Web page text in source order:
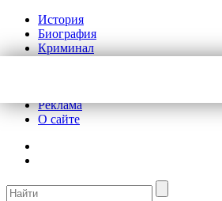
История
Биография
Криминал
Реклама
О сайте